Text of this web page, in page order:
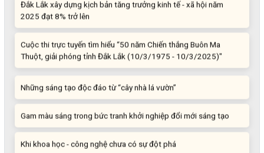
2025 đạt 8% trở lên
Cuộc thi trực tuyến tìm hiểu “50 năm Chiến thắng Buôn Ma
Thuột, giải phóng tỉnh Đắk Lắk (10/3/1975 - 10/3/2025)"
Những sáng tạo độc đáo từ “cây nhà lá vườn”
Gam màu sáng trong bức tranh khởi nghiệp đổi mới sáng tạo
Khi khoa học - công nghệ chưa có sự đột phá